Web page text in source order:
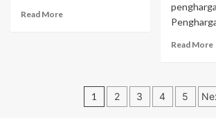
Read More
Read More
Paginasi
1 2 3 4 5